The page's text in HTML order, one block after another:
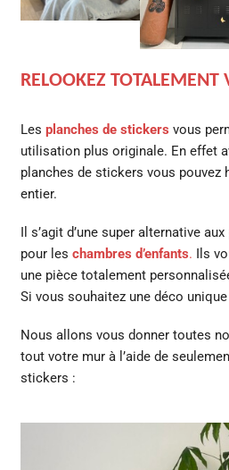
RELOOKEZ TOTALEMENT
Les planches de stickers vous
utilisation plus originale. En effet
planches de stickers vous pouvez
entier.
Il s’agit d’une super alternative
pour les chambres d’enfants. Ils
une pièce totalement
Si vous souhaitez une déco
Nous allons vous donner toutes
tout votre mur à l’aide de
stickers :